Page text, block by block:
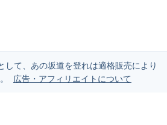
して、あの坂道を登れは適格販売により
広告・アフィリエイトについて